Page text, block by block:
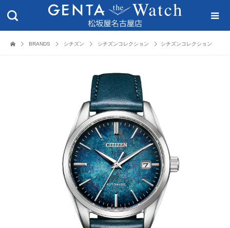
BRANDS シチズン シチズンコレクション シチズンコレクション